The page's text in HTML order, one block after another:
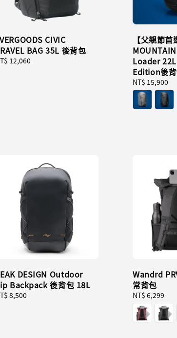
CIVIC
BAG 35L 後背包
12,060
【父親節
Loader
Edition後
Regular
price
NT$ 15,900
DESIGN Outdoor
Backpack 後背包 18L
8,500
Wandrd
常背包
Regular
price
NT$ 6,299